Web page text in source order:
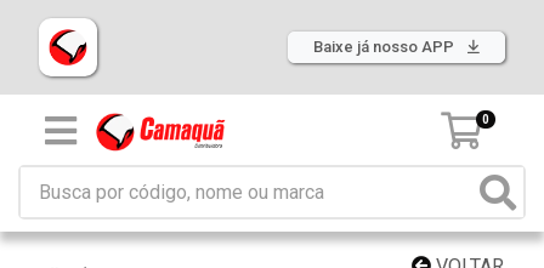
Baixe já nosso APP
0